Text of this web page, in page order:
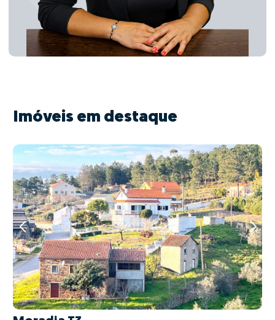
Imóveis em destaque